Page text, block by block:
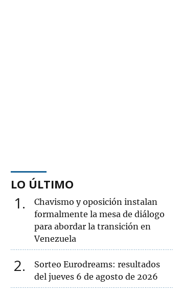
LO ÚLTIMO
1
Chavismo y oposición instalan
formalmente la mesa de diálogo
para abordar la transición en
Venezuela
2
Sorteo Eurodreams: resultados
del jueves 6 de agosto de 2026